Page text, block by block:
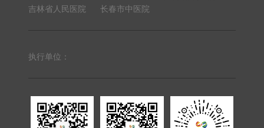
吉林省人民医院
长春市中医院
执行单位：